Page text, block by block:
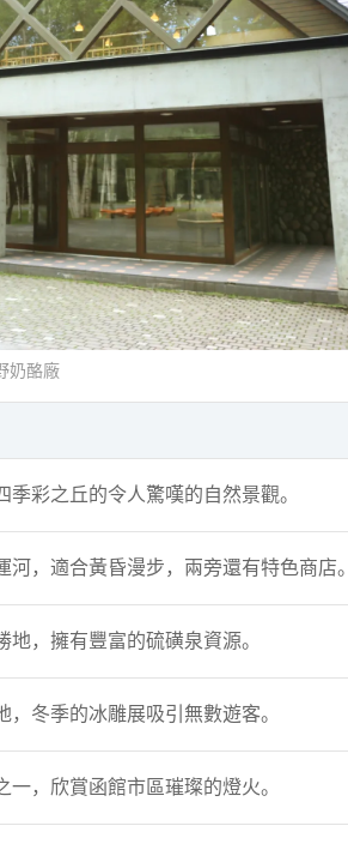
奶酪廠
季彩之丘的令人驚嘆的自然景觀。
河，適合黃昏漫步，兩旁還有特色商店。
地，擁有豐富的硫磺泉資源。
，冬季的冰雕展吸引無數遊客。
一，欣賞函館市區璀璨的燈火。